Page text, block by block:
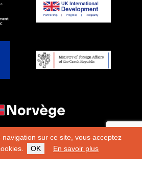
sur ce site, vous acceptez
OK En savoir plus